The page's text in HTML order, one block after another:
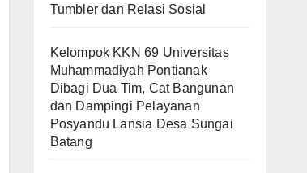
Tumbler dan Relasi Sosial
Kelompok KKN 69 Universitas
Muhammadiyah Pontianak
Dibagi Dua Tim, Cat Bangunan
dan Dampingi Pelayanan
Posyandu Lansia Desa Sungai
Batang